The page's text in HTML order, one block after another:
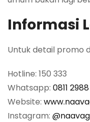
Informasi
Untuk detail promo
Hotline: 150 333
Whatsapp: 0811
Website:
Instagram: